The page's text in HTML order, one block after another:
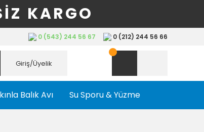
KARGO
0 (543) 244 56 67 0 (212) 244 56 66
Giriş/Üyelik
Balık Avı Su Sporu & Yüzme